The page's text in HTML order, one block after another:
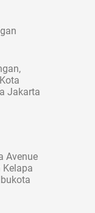
Jakarta
Avenue
Kelapa